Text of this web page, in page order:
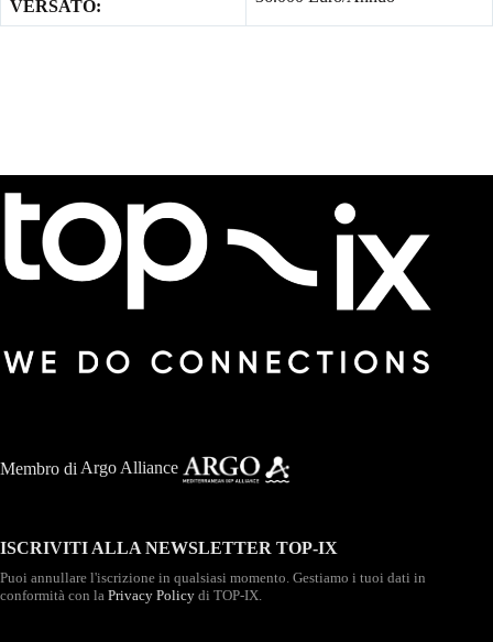
VERSATO:
Membro di Argo Alliance
ISCRIVITI ALLA NEWSLETTER TOP-IX
Puoi annullare l'iscrizione in qualsiasi momento. Gestiamo i tuoi dati in
conformità con la Privacy Policy di TOP-IX.